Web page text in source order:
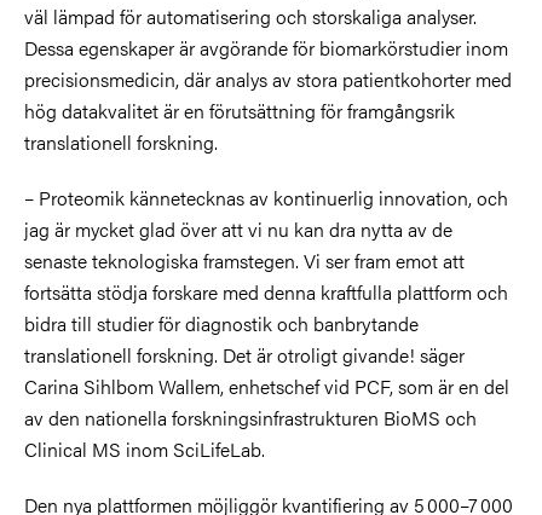
väl lämpad för automatisering och storskaliga analyser.
Dessa egenskaper är avgörande för biomarkörstudier inom
precisionsmedicin, där analys av stora patientkohorter med
hög datakvalitet är en förutsättning för framgångsrik
translationell forskning.
– Proteomik kännetecknas av kontinuerlig innovation, och
jag är mycket glad över att vi nu kan dra nytta av de
senaste teknologiska framstegen. Vi ser fram emot att
fortsätta stödja forskare med denna kraftfulla plattform och
bidra till studier för diagnostik och banbrytande
translationell forskning. Det är otroligt givande! säger
Carina Sihlbom Wallem, enhetschef vid PCF, som är en del
av den nationella forskningsinfrastrukturen BioMS och
Clinical MS inom SciLifeLab.
Den nya plattformen möjliggör kvantifiering av 5000–7000